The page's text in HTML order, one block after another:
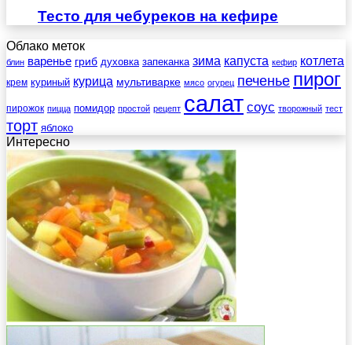
Тесто для чебуреков на кефире
Облако меток
блин варенье гриб духовка запеканка зима капуста кефир котлета
крем куриный курица мультиварке мясо огурец печенье пирог
пирожок пицца помидор простой рецепт салат соус творожный тест
торт яблоко
Интересно